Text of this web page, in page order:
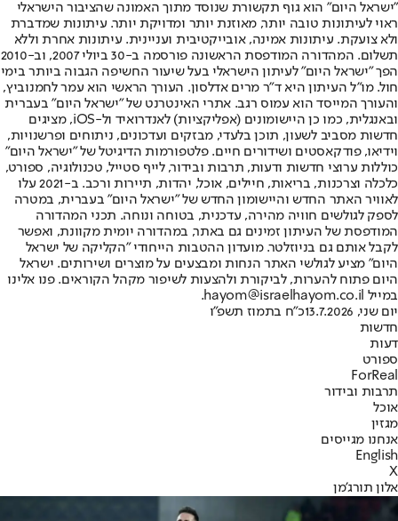
"ישראל היום" הוא גוף תקשורת שנוסד מתוך האמונה שהציבור הישראלי
ראוי לעיתונות טובה יותר, מאוזנת יותר ומדויקת יותר. עיתונות שמדברת
ולא צועקת. עיתונות אמינה, אובייקטיבית ועניינית. עיתונות אחרת וללא
תשלום. המהדורה המודפסת הראשונה פורסמה ב-30 ביולי 2007, וב-2010
הפך "ישראל היום" לעיתון הישראלי בעל שיעור החשיפה הגבוה ביותר בימי
חול. מו"ל העיתון היא ד"ר מרים אדלסון. העורך הראשי הוא עמר לחמנוביץ,
והעורך המייסד הוא עמוס רגב. אתרי האינטרנט של "ישראל היום" בעברית
ובאנגלית, כמו כן היישומונים (אפליקציות) לאנדרואיד ול-iOS, מציגים
חדשות מסביב לשעון, תוכן בלעדי, מבזקים ועדכונים, ניתוחים ופרשנויות,
וידיאו, פודקאסטים ושידורים חיים. פלטפורמות הדיגיטל של "ישראל היום"
כוללות ערוצי חדשות ודעות, תרבות ובידור, לייף סטייל, טכנולוגיה, ספורט,
כלכלה וצרכנות, בריאות, חיילים, אוכל, יהדות, תיירות ורכב. ב-2021 עלו
לאוויר האתר החדש והיישומון החדש של "ישראל היום" בעברית, במטרה
לספק לגולשים חוויה מהירה, עדכנית, בטוחה ונוחה. תכני המהדורה
המודפסת של העיתון זמינים גם באתר, במהדורה יומית מקוונת, ואפשר
לקבל אותם גם בניוזלטר. מועדון ההטבות הייחודי "הקליקה של ישראל
היום" מציע לגולשי האתר הנחות ומבצעים על מוצרים ושירותים. ישראל
היום פתוח להערות, לביקורת ולהצעות לשיפור מקהל הקוראים. פנו אלינו
במייל hayom@israelhayom.co.il.
יום שני, 13.7.2026
כ"ח בתמוז תשפ"ו
חדשות
דעות
ספורט
ForReal
תרבות ובידור
אוכל
מגזין
אנחנו מגייסים
English
X
אלון תורג'מן